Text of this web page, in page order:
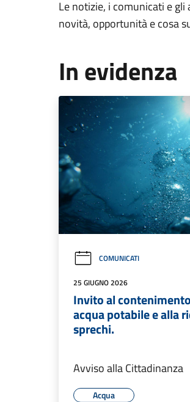
Le notizie, i comunicati e
novità, opportunità e cosa
In evidenza
COMUNICATI
25 GIUGNO 2026
Invito al
acqua potabile e alla
sprechi.
Avviso alla Cittadinanza
Acqua